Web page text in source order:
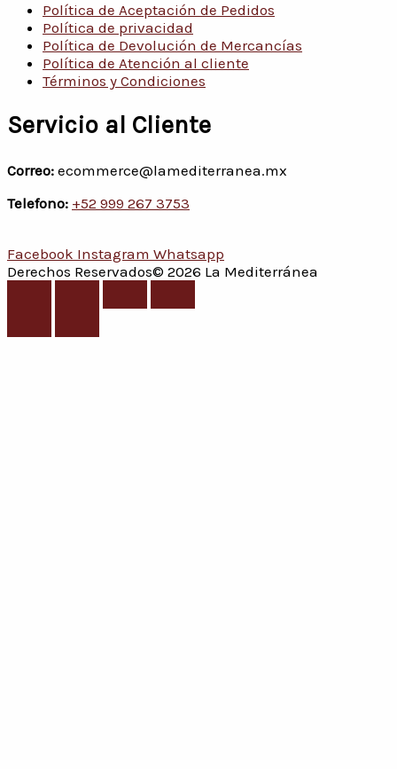
Política de Aceptación de Pedidos
Política de privacidad
Política de Devolución de Mercancías
Política de Atención al cliente
Términos y Condiciones
Servicio al Cliente
Correo: ecommerce@lamediterranea.mx
Telefono: +52 999 267 3753
Facebook Instagram Whatsapp
Derechos Reservados© 2026 La Mediterránea